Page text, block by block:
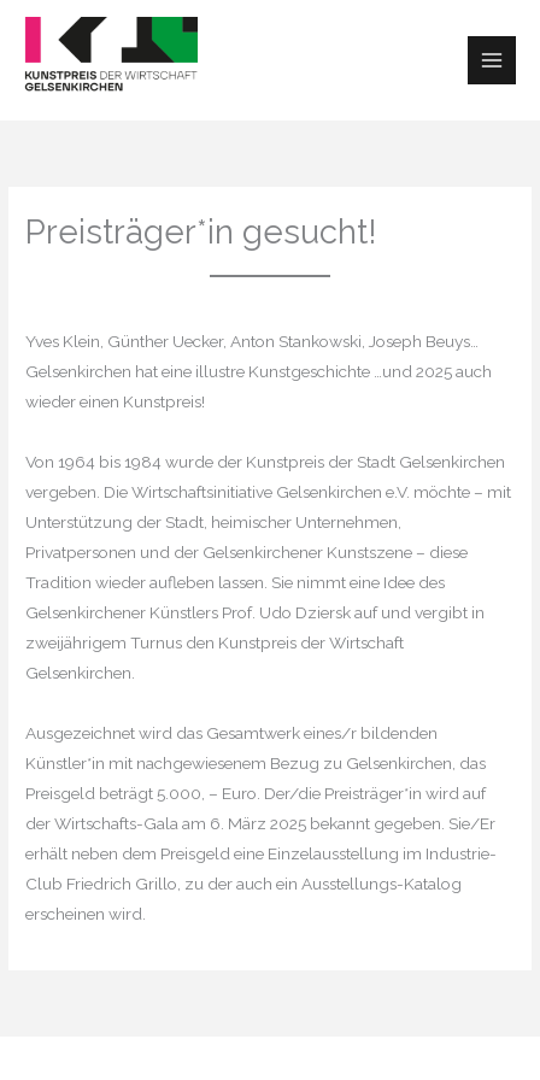
Zum
springen
Preisträger*in gesucht!
Yves Klein, Günther Uecker, Anton Stankowski, Joseph Beuys…
Gelsenkirchen hat eine illustre Kunstgeschichte …und 2025 auch
wieder einen Kunstpreis!
Von 1964 bis 1984 wurde der Kunstpreis der Stadt Gelsenkirchen
vergeben. Die Wirtschaftsinitiative Gelsenkirchen e.V. möchte – mit
Unterstützung der Stadt, heimischer Unternehmen,
Privatpersonen und der Gelsenkirchener Kunstszene – diese
Tradition wieder aufleben lassen. Sie nimmt eine Idee des
Gelsenkirchener Künstlers Prof. Udo Dziersk auf und vergibt in
zweijährigem Turnus den Kunstpreis der Wirtschaft
Gelsenkirchen.
Ausgezeichnet wird das Gesamtwerk eines/r bildenden
Künstler*in mit nachgewiesenem Bezug zu Gelsenkirchen, das
Preisgeld beträgt 5.000, – Euro. Der/die Preisträger*in wird auf
der Wirtschafts-Gala am 6. März 2025 bekannt gegeben. Sie/Er
erhält neben dem Preisgeld eine Einzelausstellung im Industrie-
Club Friedrich Grillo, zu der auch ein Ausstellungs-Katalog
erscheinen wird.